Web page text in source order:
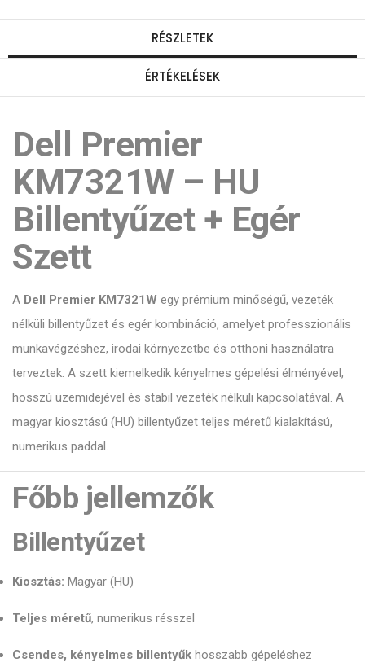
RÉSZLETEK
ÉRTÉKELÉSEK
Dell Premier
KM7321W – HU
Billentyűzet + Egér
Szett
A Dell Premier KM7321W egy prémium minőségű, vezeték
nélküli billentyűzet és egér kombináció, amelyet professzionális
munkavégzéshez, irodai környezetbe és otthoni használatra
terveztek. A szett kiemelkedik kényelmes gépelési élményével,
hosszú üzemidejével és stabil vezeték nélküli kapcsolatával. A
magyar kiosztású (HU) billentyűzet teljes méretű kialakítású,
numerikus paddal.
Főbb jellemzők
Billentyűzet
Kiosztás: Magyar (HU)
Teljes méretű, numerikus résszel
Csendes, kényelmes billentyűk hosszabb gépeléshez